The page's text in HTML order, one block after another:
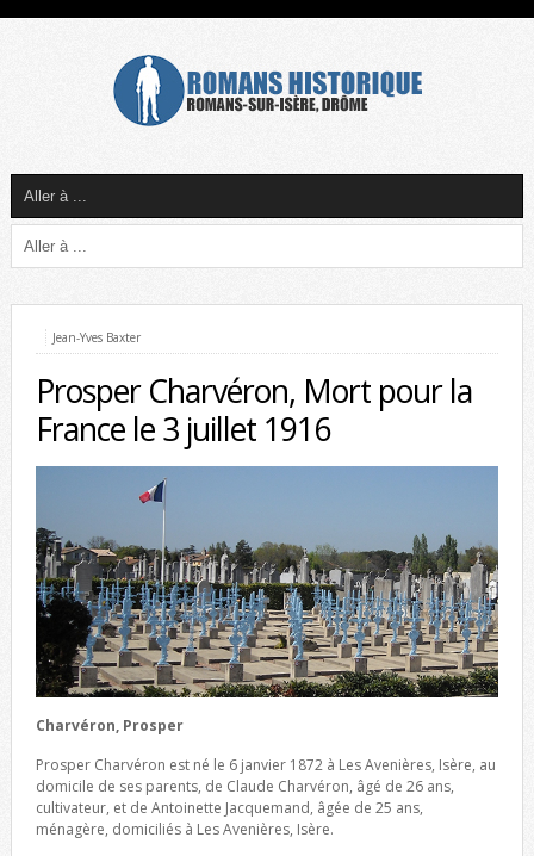
Jean-Yves Baxter
Prosper Charvéron, Mort pour la
France le 3 juillet 1916
Charvéron, Prosper
Prosper Charvéron est né le 6 janvier 1872 à Les Avenières, Isère, au
domicile de ses parents, de Claude Charvéron, âgé de 26 ans,
cultivateur, et de Antoinette Jacquemand, âgée de 25 ans,
ménagère, domiciliés à Les Avenières, Isère.